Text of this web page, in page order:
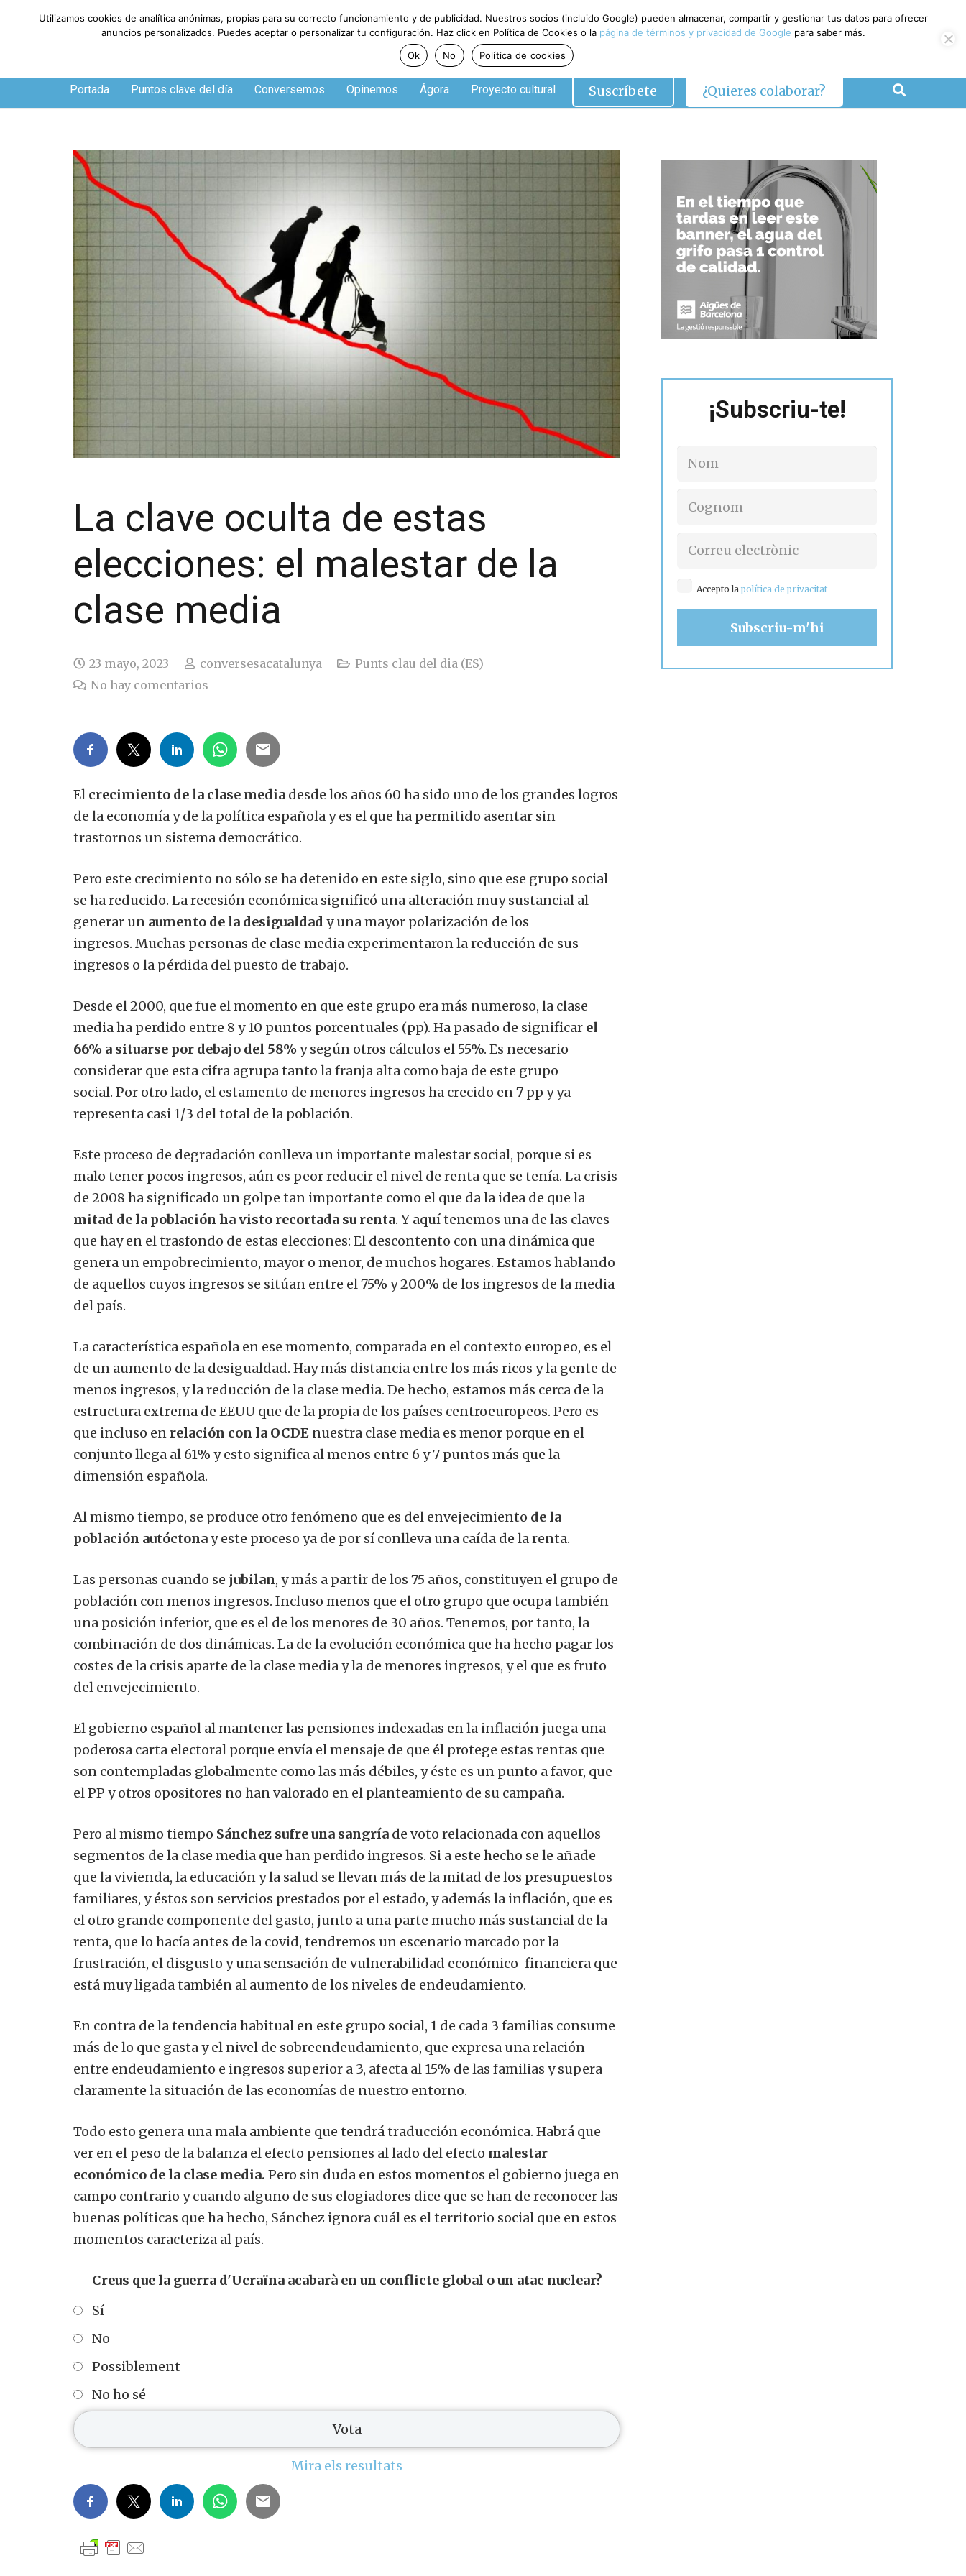
Viernes, 7 de agosto de 2026
Portada Puntos clave del día Conversemos Opinemos Ágora Proyecto cultural Suscríbete ¿Quieres colaborar?
La clave oculta de estas
elecciones: el malestar de la
clase media
23 mayo, 2023 conversesacatalunya
Punts clau del dia (ES)
No hay comentarios
El crecimiento de la clase media desde los años 60 ha sido uno de los grandes logros
de la economía y de la política española y es el que ha permitido asentar sin
trastornos un sistema democrático.
Pero este crecimiento no sólo se ha detenido en este siglo, sino que ese grupo social
se ha reducido. La recesión económica significó una alteración muy sustancial al
generar un aumento de la desigualdad y una mayor polarización de los
ingresos. Muchas personas de clase media experimentaron la reducción de sus
ingresos o la pérdida del puesto de trabajo.
Desde el 2000, que fue el momento en que este grupo era más numeroso, la clase
media ha perdido entre 8 y 10 puntos porcentuales (pp). Ha pasado de significar el
66% a situarse por debajo del 58% y según otros cálculos el 55%. Es necesario
considerar que esta cifra agrupa tanto la franja alta como baja de este grupo
social. Por otro lado, el estamento de menores ingresos ha crecido en 7 pp y ya
representa casi 1/3 del total de la población.
Este proceso de degradación conlleva un importante malestar social, porque si es
malo tener pocos ingresos, aún es peor reducir el nivel de renta que se tenía. La crisis
de 2008 ha significado un golpe tan importante como el que da la idea de que la
mitad de la población ha visto recortada su renta. Y aquí tenemos una de las claves
que hay en el trasfondo de estas elecciones: El descontento con una dinámica que
genera un empobrecimiento, mayor o menor, de muchos hogares. Estamos hablando
de aquellos cuyos ingresos se sitúan entre el 75% y 200% de los ingresos de la media
del país.
La característica española en ese momento, comparada en el contexto europeo, es el
de un aumento de la desigualdad. Hay más distancia entre los más ricos y la gente de
menos ingresos, y la reducción de la clase media. De hecho, estamos más cerca de la
estructura extrema de EEUU que de la propia de los países centroeuropeos. Pero es
que incluso en relación con la OCDE nuestra clase media es menor porque en el
conjunto llega al 61% y esto significa al menos entre 6 y 7 puntos más que la
dimensión española.
Al mismo tiempo, se produce otro fenómeno que es del envejecimiento de la
población autóctonay este proceso ya de por sí conlleva una caída de la renta.
Las personas cuando se jubilan, y más a partir de los 75 años, constituyen el grupo de
población con menos ingresos. Incluso menos que el otro grupo que ocupa también
una posición inferior, que es el de los menores de 30 años. Tenemos, por tanto, la
combinación de dos dinámicas. La de la evolución económica que ha hecho pagar los
costes de la crisis aparte de la clase media y la de menores ingresos, y el que es fruto
del envejecimiento.
El gobierno español al mantener las pensiones indexadas en la inflación juega una
poderosa carta electoral porque envía el mensaje de que él protege estas rentas que
son contempladas globalmente como las más débiles, y éste es un punto a favor, que
el PP y otros opositores no han valorado en el planteamiento de su campaña.
Pero al mismo tiempo Sánchez sufre una sangría de voto relacionada con aquellos
segmentos de la clase media que han perdido ingresos. Si a este hecho se le añade
que la vivienda, la educación y la salud se llevan más de la mitad de los presupuestos
familiares, y éstos son servicios prestados por el estado, y además la inflación, que es
el otro grande componente del gasto, junto a una parte mucho más sustancial de la
renta, que lo hacía antes de la covid, tendremos un escenario marcado por la
frustración, el disgusto y una sensación de vulnerabilidad económico-financiera que
está muy ligada también al aumento de los niveles de endeudamiento.
En contra de la tendencia habitual en este grupo social, 1 de cada 3 familias consume
más de lo que gasta y el nivel de sobreendeudamiento, que expresa una relación
entre endeudamiento e ingresos superior a 3, afecta al 15% de las familias y supera
claramente la situación de las economías de nuestro entorno.
Todo esto genera una mala ambiente que tendrá traducción económica. Habrá que
ver en el peso de la balanza el efecto pensiones al lado del efecto malestar
económico de la clase media. Pero sin duda en estos momentos el gobierno juega en
campo contrario y cuando alguno de sus elogiadores dice que se han de reconocer las
buenas políticas que ha hecho, Sánchez ignora cuál es el territorio social que en estos
momentos caracteriza al país.
Creus que la guerra d'Ucraïna acabarà en un conflicte global o un atac nuclear?
Sí
No
Possiblement
No ho sé
Mira els resultats
¡Subscriu-te!
Accepto lapolítica de privacitat
Utilizamos cookies de analítica anónimas, propias para su correcto funcionamiento y de publicidad. Nuestros socios (incluido Google) pueden almacenar, compartir y gestionar tus datos para ofrecer
anuncios personalizados. Puedes aceptar o personalizar tu configuración. Haz click en Política de Cookies o la página de términos y privacidad de Google para saber más.
Ok
No Política de cookies